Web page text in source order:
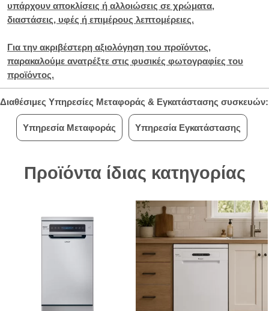
υπάρχουν αποκλίσεις ή αλλοιώσεις σε χρώματα,
διαστάσεις, υφές ή επιμέρους λεπτομέρειες.
Για την ακριβέστερη αξιολόγηση του προϊόντος,
παρακαλούμε ανατρέξτε στις φυσικές φωτογραφίες του
προϊόντος.
Διαθέσιμες Υπηρεσίες Μεταφοράς & Εγκατάστασης συσκευών:
Υπηρεσία Μεταφοράς Υπηρεσία Εγκατάστασης
Προϊόντα ίδιας κατηγορίας